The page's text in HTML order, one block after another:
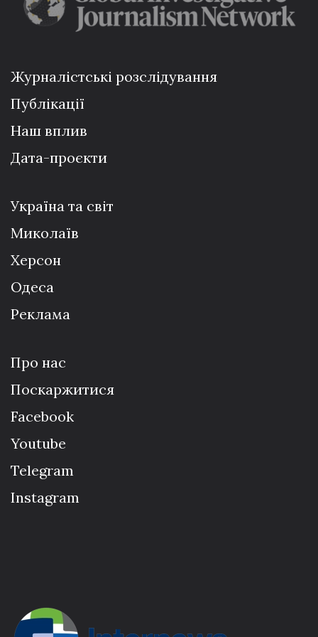
Журналістські розслідування
Публікації
Наш вплив
Дата-проєкти
Україна та світ
Миколаїв
Херсон
Одеса
Реклама
Про нас
Поскаржитися
Facebook
Youtube
Telegram
Instagram